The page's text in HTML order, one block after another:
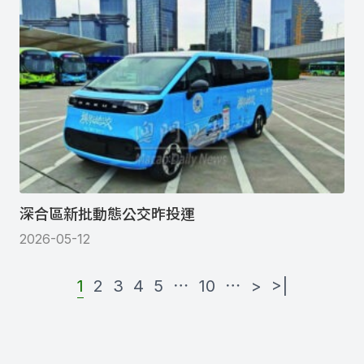
深合區新批動態公交昨投運
2026-05-12
1 2 3 4 5 ⋯ 10 ⋯ > >|